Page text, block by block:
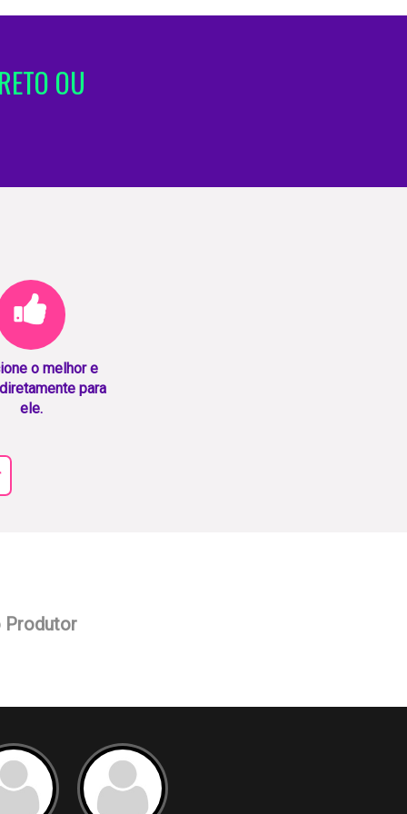
OU
o melhor e
para
ele.
Produtor